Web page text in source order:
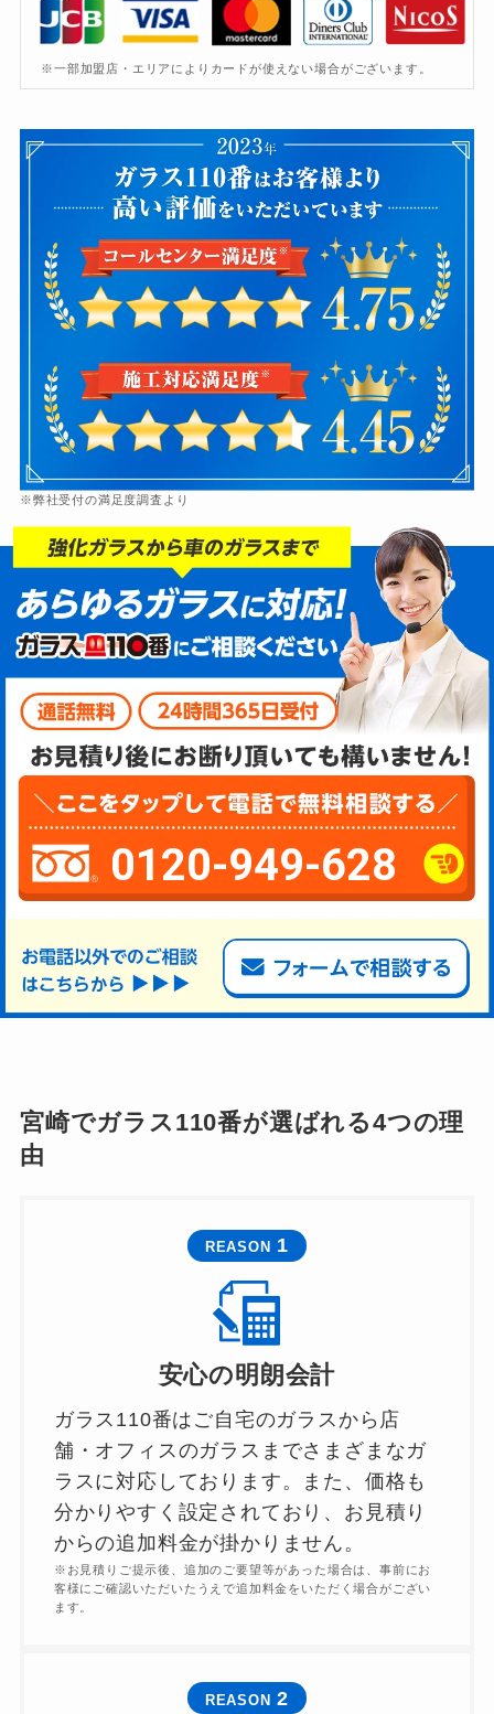
※一部加盟店・エリアによりカードが使えない場合がございます。
※弊社受付の満足度調査より
0120-949-628
宮崎でガラス110番が選ばれる4つの理
由
REASON 1
安心の明朗会計
ガラス110番はご自宅のガラスから店
舗・オフィスのガラスまでさまざまなガ
ラスに対応しております。また、価格も
分かりやすく設定されており、お見積り
からの追加料金が掛かりません。
※お見積りご提示後、追加のご要望等があった場合は、事前にお
客様にご確認いただいたうえで追加料金をいただく場合がござい
ます。
REASON 2